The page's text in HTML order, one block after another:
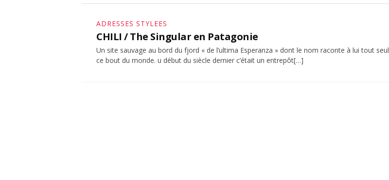
ADRESSES STYLEES
CHILI / The Singular en Patagonie
Un site sauvage au bord du fjord « de l’ultima Esperanza » dont le nom raconte à lui tout seul
ce bout du monde. u début du siècle dernier c’était un entrepôt[…]